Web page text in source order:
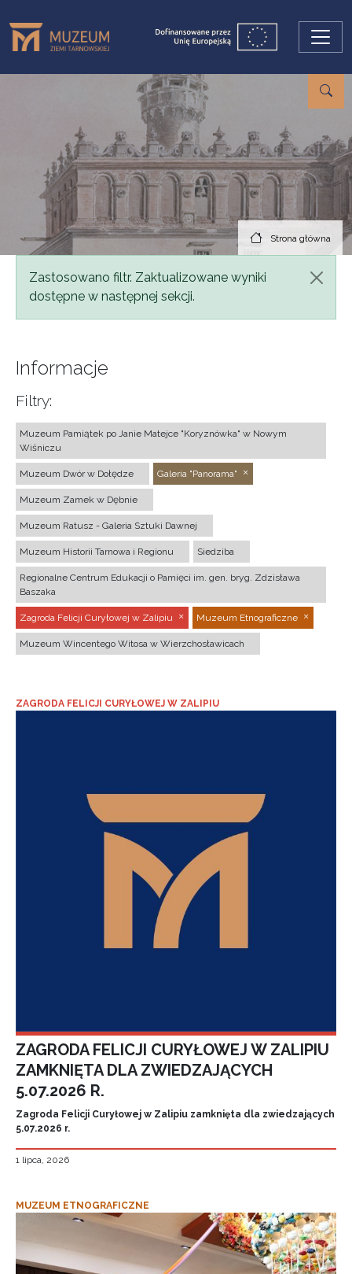
Strona główna
Komunikat
Zastosowano filtr. Zaktualizowane wyniki
dostępne w następnej sekcji.
Informacje
Filtry:
Muzeum Pamiątek po Janie Matejce "Koryznówka" w Nowym
Wiśniczu
Muzeum Dwór w Dołędze Galeria "Panorama"
Muzeum Zamek w Dębnie
Muzeum Ratusz - Galeria Sztuki Dawnej
Muzeum Historii Tarnowa i Regionu Siedziba
Regionalne Centrum Edukacji o Pamięci im. gen. bryg. Zdzisława
Baszaka
Zagroda Felicji Curyłowej w Zalipiu Muzeum Etnograficzne
Muzeum Wincentego Witosa w Wierzchosławicach
ZAGRODA FELICJI CURYŁOWEJ W ZALIPIU
ZAGRODA FELICJI CURYŁOWEJ W ZALIPIU
ZAMKNIĘTA DLA ZWIEDZAJĄCYCH
5.07.2026 R.
Zagroda Felicji Curyłowej w Zalipiu zamknięta dla zwiedzających
5.07.2026 r.
1 lipca, 2026
MUZEUM ETNOGRAFICZNE